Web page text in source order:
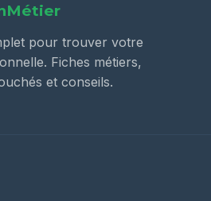
pour trouver votre
Fiches métiers,
et conseils.